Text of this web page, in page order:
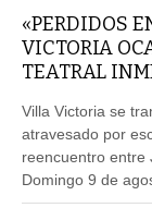
«PERDIDOS
VICTORIA
TEATRAL
Villa Victoria se
atravesado por
reencuentro entre
Domingo 9 de